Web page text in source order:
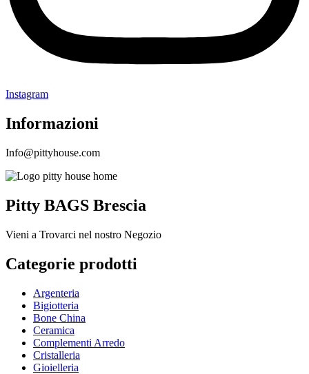
Instagram
Informazioni
Info@pittyhouse.com
Pitty BAGS Brescia
Vieni a Trovarci nel nostro Negozio
Categorie prodotti
Argenteria
Bigiotteria
Bone China
Ceramica
Complementi Arredo
Cristalleria
Gioielleria